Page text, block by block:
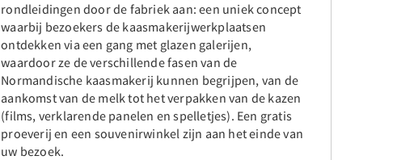
rondleidingen door de fabriek aan: een uniek concept
waarbij bezoekers de kaasmakerijwerkplaatsen
ontdekken via een gang met glazen galerijen,
waardoor ze de verschillende fasen van de
Normandische kaasmakerij kunnen begrijpen, van de
aankomst van de melk tot het verpakken van de kazen
(films, verklarende panelen en spelletjes). Een gratis
proeverij en een souvenirwinkel zijn aan het einde van
uw bezoek.